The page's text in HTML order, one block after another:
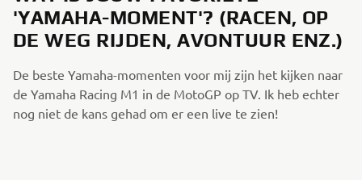
'YAMAHA-MOMENT'? (RACEN, OP
DE WEG RIJDEN, AVONTUUR ENZ.)
De beste Yamaha-momenten voor mij zijn het kijken naar
de Yamaha Racing M1 in de MotoGP op TV. Ik heb echter
nog niet de kans gehad om er een live te zien!